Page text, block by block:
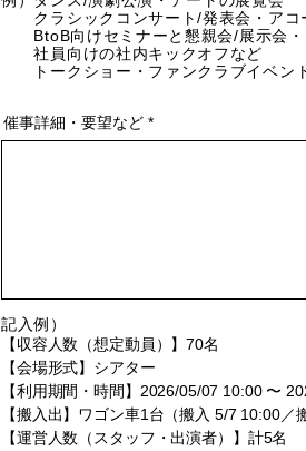
クラシックコンサート/発表会・アコ
BtoB向けセミナーと懇親会/展示会・
社員向けの社内キックオフなど
トークショー・ファンクラブイベン
催事詳細・要望など
記入例）
【収容人数（想定動員）】70名
【会場形式】シアター
【利用期間・時間】2026/05/07 10:00 〜
【搬入出】ワゴン車1台（搬入 5/7 10:00／
【運営人数（スタッフ・出演者）】計5名